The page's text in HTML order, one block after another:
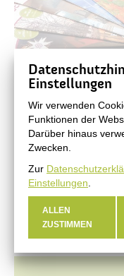
#BERNAUER
Einstellungen
Wir verwenden
Funktionen der
Darüber hinaus
Zwecken.
Zur
Einstellungen
ALLEN
ZUSTIMMEN